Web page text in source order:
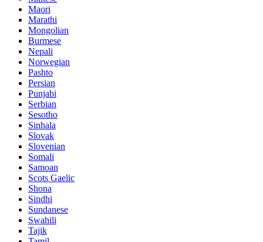
Maori
Marathi
Mongolian
Burmese
Nepali
Norwegian
Pashto
Persian
Punjabi
Serbian
Sesotho
Sinhala
Slovak
Slovenian
Somali
Samoan
Scots Gaelic
Shona
Sindhi
Sundanese
Swahili
Tajik